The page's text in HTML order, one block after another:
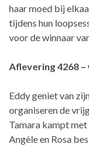
haar moed bij
tijdens hun
voor de winnaar
Aflevering 4268
Eddy geniet van
organiseren de
Tamara kampt
Angèle en Rosa